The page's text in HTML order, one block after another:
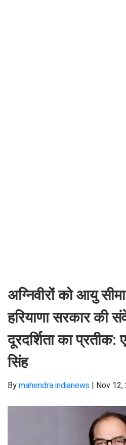
अग्निवीरों को आयु
हरियाणा सरकार की
दूरदर्शिता का प्रतीक:
सिंह
By mahendra indianews | Nov 12,